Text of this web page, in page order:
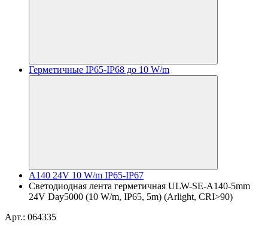
Герметичные IP65-IP68 до 10 W/m
A140 24V 10 W/m IP65-IP67
Светодиодная лента герметичная ULW-SE-A140-5mm
24V Day5000 (10 W/m, IP65, 5m) (Arlight, CRI>90)
Арт.: 064335